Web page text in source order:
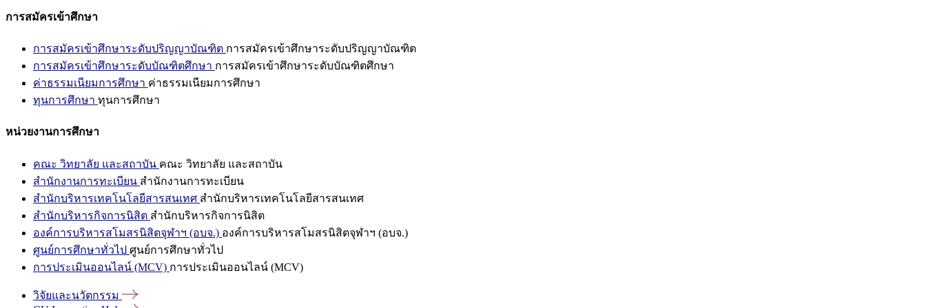
การสมัครเข้าศึกษา
การสมัครเข้าศึกษาระดับปริญญาบัณฑิต การสมัครเข้าศึกษาระดับปริญญาบัณฑิต
การสมัครเข้าศึกษาระดับบัณฑิตศึกษา การสมัครเข้าศึกษาระดับบัณฑิตศึกษา
ค่าธรรมเนียมการศึกษา ค่าธรรมเนียมการศึกษา
ทุนการศึกษา ทุนการศึกษา
หน่วยงานการศึกษา
คณะ วิทยาลัย และสถาบัน คณะ วิทยาลัย และสถาบัน
สำนักงานการทะเบียน สำนักงานการทะเบียน
สำนักบริหารเทคโนโลยีสารสนเทศ สำนักบริหารเทคโนโลยีสารสนเทศ
สำนักบริหารกิจการนิสิต สำนักบริหารกิจการนิสิต
องค์การบริหารสโมสรนิสิตจุฬาฯ (อบจ.) องค์การบริหารสโมสรนิสิตจุฬาฯ (อบจ.)
ศูนย์การศึกษาทั่วไป ศูนย์การศึกษาทั่วไป
การประเมินออนไลน์ (MCV) การประเมินออนไลน์ (MCV)
วิจัยและนวัตกรรม